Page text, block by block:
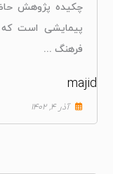
چکیده پژوهش
پیمایشی است که
فرهنگ ...
majid
آذر ۴, ۱۴۰۲